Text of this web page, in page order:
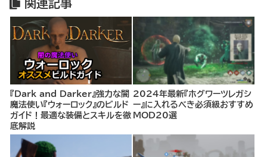
関連記事
『Dark and Darker』強力な闇
魔法使い『ウォーロック』のビルド
ガイド！最適な装備とスキルを徹
底解説
2024年最新『ホグワーツレガシ
ー』に入れるべき必須級おすすめ
MOD20選